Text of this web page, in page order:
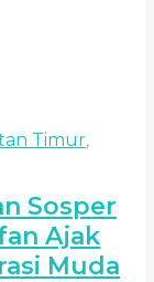
Timur,
Sosper
Ajak
Muda